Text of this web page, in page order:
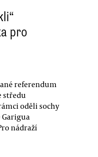
pro
referendum
středu
oděli sochy
Garigua
nádraží